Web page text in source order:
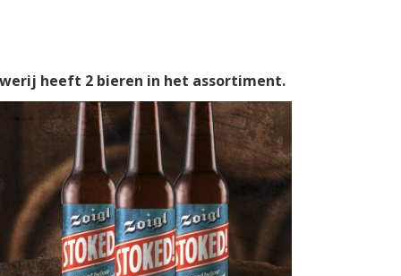
heeft 2 bieren in het assortiment.